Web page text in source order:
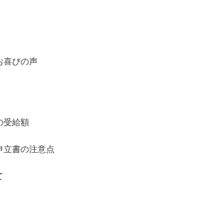
喜びの声
受給額
立書の注意点